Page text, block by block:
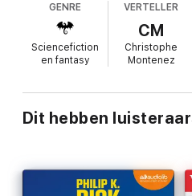
consommable. Il devient dès lors
impitoyablement pourchassé
Christophe Montenez interprète
GENRE
Sciencefiction
en fantasy
VERTELLER
CM
Christophe
Montenez
Dit hebben